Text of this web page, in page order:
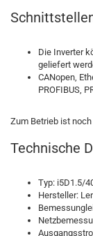
Die Inverter
geliefert
CANopen,
PROFIBUS,
Zum Betrieb ist
Technische
Typ: i5D1.5/
Hersteller: